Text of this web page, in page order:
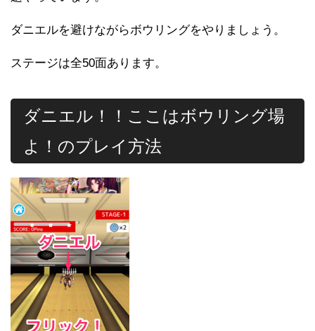
ダニエルを避けながらボウリングをやりましょう。
ステージは全50面あります。
ダニエル！！ここはボウリング場
よ！のプレイ方法